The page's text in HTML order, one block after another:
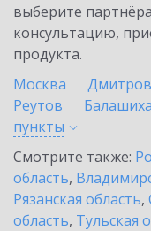
выберите
консультацию,
продукта.
Москва
Дмитров
Реутов
Балашиха
пункты
Смотрите также:
область,
Рязанская область,
область, Тульская